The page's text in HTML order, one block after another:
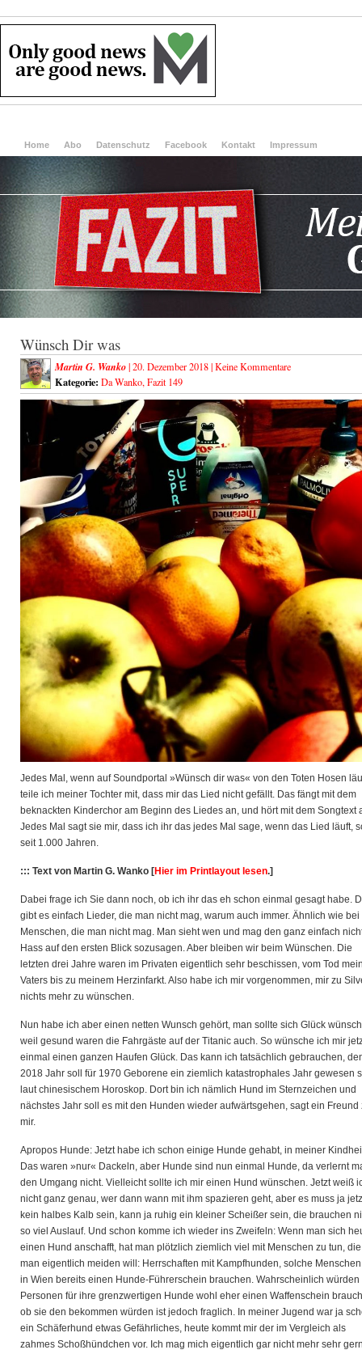
Home Abo Datenschutz Facebook Kontakt Impressum
Wünsch Dir was
Martin G. Wanko| 20. Dezember 2018 |Keine Kommentare
Kategorie: Da Wanko, Fazit 149
Jedes Mal, wenn auf Soundportal »Wünsch dir was« von den Toten Hosen
teile ich meiner Tochter mit, dass mir das Lied nicht gefällt. Das fängt mit dem
beknackten Kinderchor am Beginn des Liedes an, und hört mit dem Songtext
Jedes Mal sagt sie mir, dass ich ihr das jedes Mal sage, wenn das Lied läuft,
seit 1.000 Jahren.
::: Text von Martin G. Wanko [Hier im Printlayout lesen.]
Dabei frage ich Sie dann noch, ob ich ihr das eh schon einmal gesagt habe.
gibt es einfach Lieder, die man nicht mag, warum auch immer. Ähnlich wie bei
Menschen, die man nicht mag. Man sieht wen und mag den ganz einfach
Hass auf den ersten Blick sozusagen. Aber bleiben wir beim Wünschen. Die
letzten drei Jahre waren im Privaten eigentlich sehr beschissen, vom Tod
Vaters bis zu meinem Herzinfarkt. Also habe ich mir vorgenommen, mir zu
nichts mehr zu wünschen.
Nun habe ich aber einen netten Wunsch gehört, man sollte sich Glück
weil gesund waren die Fahrgäste auf der Titanic auch. So wünsche ich mir
einmal einen ganzen Haufen Glück. Das kann ich tatsächlich gebrauchen,
2018 Jahr soll für 1970 Geborene ein ziemlich katastrophales Jahr gewesen
laut chinesischem Horoskop. Dort bin ich nämlich Hund im Sternzeichen und
nächstes Jahr soll es mit den Hunden wieder aufwärtsgehen, sagt ein Freund
mir.
Apropos Hunde: Jetzt habe ich schon einige Hunde gehabt, in meiner
Das waren »nur« Dackeln, aber Hunde sind nun einmal Hunde, da verlernt
den Umgang nicht. Vielleicht sollte ich mir einen Hund wünschen. Jetzt weiß
nicht ganz genau, wer dann wann mit ihm spazieren geht, aber es muss ja
kein halbes Kalb sein, kann ja ruhig ein kleiner Scheißer sein, die brauchen
so viel Auslauf. Und schon komme ich wieder ins Zweifeln: Wenn man sich
einen Hund anschafft, hat man plötzlich ziemlich viel mit Menschen zu tun, die
man eigentlich meiden will: Herrschaften mit Kampfhunden, solche
in Wien bereits einen Hunde-Führerschein brauchen. Wahrscheinlich würden
Personen für ihre grenzwertigen Hunde wohl eher einen Waffenschein
ob sie den bekommen würden ist jedoch fraglich. In meiner Jugend war ja
ein Schäferhund etwas Gefährliches, heute kommt mir der im Vergleich als
zahmes Schoßhündchen vor. Ich mag mich eigentlich gar nicht mehr sehr